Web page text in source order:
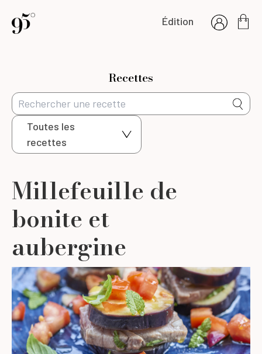
Édition
Recettes
Toutes les
recettes
Millefeuille de
bonite et
aubergine